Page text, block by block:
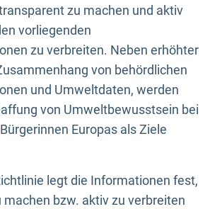
zu machen und aktiv
vorliegenden
zu verbreiten. Neben erhöhter
von behördlichen
und Umweltdaten, werden
von Umweltbewusstsein bei
Europas als Ziele
legt die Informationen fest,
machen bzw. aktiv zu verbreiten